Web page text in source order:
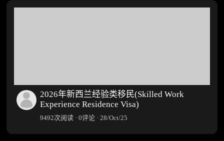
2026年新西兰经验类移民(Skilled Work
Experience Residence Visa)
9492次阅读 · 0评论 · 28/Oct/25